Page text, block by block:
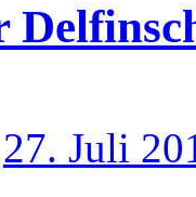
27. Juli